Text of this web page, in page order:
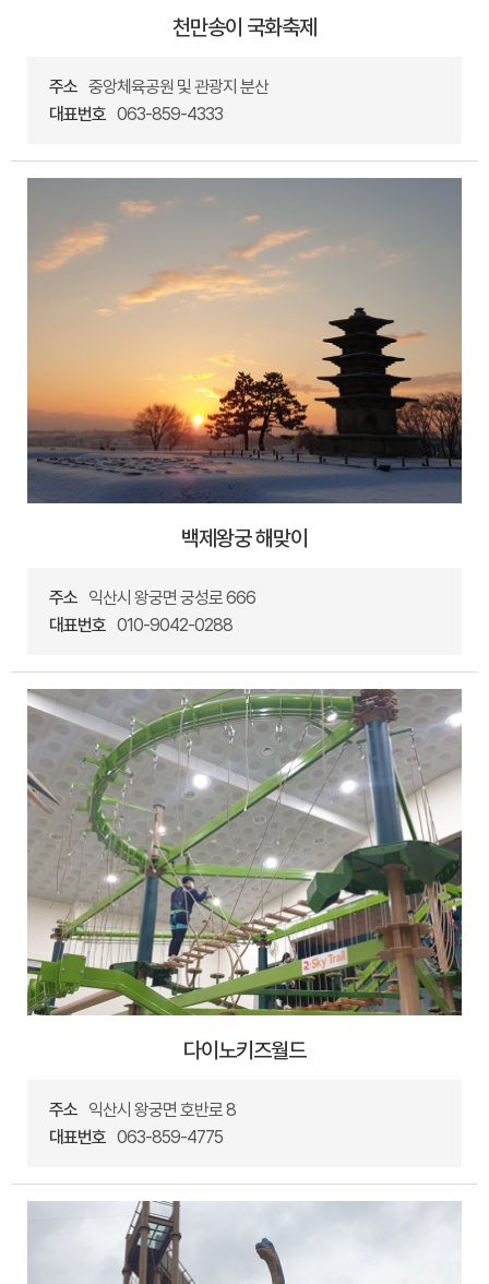
천만송이 국화축제
주소 중앙체육공원 및 관광지 분산
대표번호 063-859-4333
백제왕궁 해맞이
주소 익산시 왕궁면 궁성로 666
대표번호 010-9042-0288
다이노키즈월드
주소 익산시 왕궁면 호반로 8
대표번호 063-859-4775